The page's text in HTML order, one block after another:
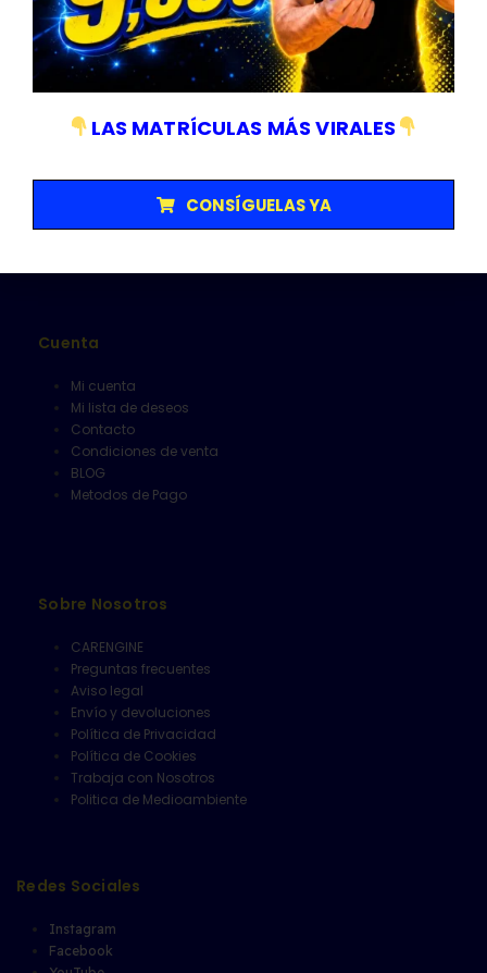
Empresa sujeta a normativa ISO 9001/14001
Alfombrillas
Cuenta
Mi cuenta
Mi lista de deseos
Contacto
Condiciones de venta
BLOG
Metodos de Pago
Sobre Nosotros
CARENGINE
Preguntas frecuentes
Aviso legal
Envío y devoluciones
Política de Privacidad
Política de Cookies
Trabaja con Nosotros
Politica de Medioambiente
Redes Sociales
Instagram
Facebook
LAS MATRÍCULAS MÁS VIRALES
CONSÍGUELAS YA